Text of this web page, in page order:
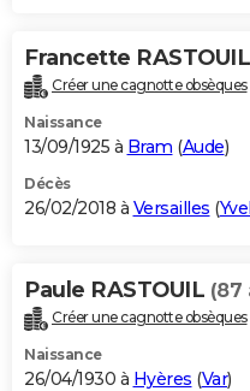
Francette RASTOUIL
Créer une cagnotte obsèques
Naissance
13/09/1925 à Bram (Aude)
Décès
26/02/2018 à Versailles (
Paule RASTOUIL (87
Créer une cagnotte obsèques
Naissance
26/04/1930 à Hyères (Var)